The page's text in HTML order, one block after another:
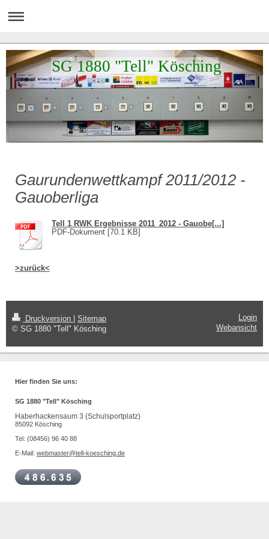
SG 1880 "Tell" Kösching
Gaurundenwettkampf 2011/2012 -
Gauoberliga
Tell 1 RWK Ergebnisse 2011_2012 - Gauobe[...]
PDF-Dokument [70.1 KB]
>zurück<
Druckversion
Sitemap
© SG 1880 "Tell" Kösching
Login
Webansicht
Hier finden Sie uns:
SG 1880 "Tell" Kösching
Haberhackensaum 3 (Schulsportplatz)
85092 Kösching
Tel: (08456) 96 40 88
E-Mail: webmaster@tell-koesching.de